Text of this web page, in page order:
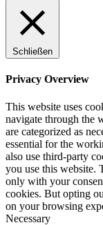
Schließen
Privacy Overview
This website uses
navigate through the
are categorized as
essential for the
also use third-party
you use this website.
only with your
cookies. But opting
on your browsing
Necessary